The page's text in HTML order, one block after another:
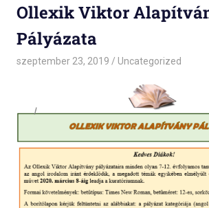
Ollexik Viktor
Pályázata
szeptember 23, 2019 admin
Uncategorized